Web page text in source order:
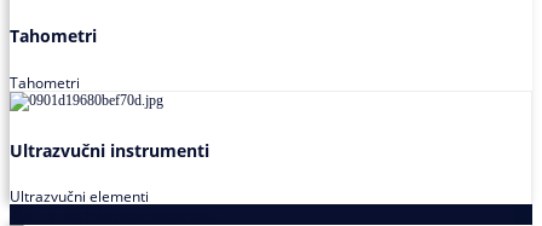
Tahometri
Tahometri
Ultrazvučni instrumenti
Ultrazvučni elementi